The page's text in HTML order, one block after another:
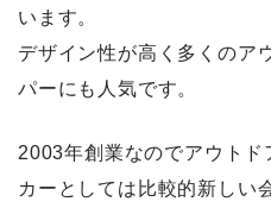
います。
デザイン性が高く多くのア
パーにも人気です。
2003年創業なのでアウトド
カーとしては比較的新しい